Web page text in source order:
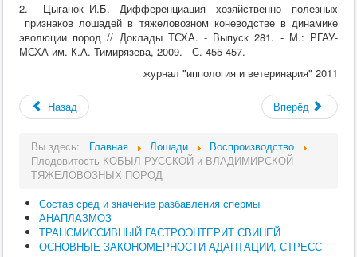
2. Цыганок И.Б. Дифференциация хозяйственно полезных
признаков лошадей в тяжеловозном коневодстве в динамике
эволюции пород // Доклады ТСХА. - Выпуск 281. - М.: РГАУ-
МСХА им. К.А. Тимирязева, 2009. - С. 455-457.
журнал "иппология и ветеринария" 2011
Назад Вперёд
Вы здесь: Главная Лошади
Воспроизводство
Плодовитость КОБЫЛ РУССКОЙ и ВЛАДИМИРСКОЙ
ТЯЖЕЛОВОЗНЫХ ПОРОД
Состав сред и значение разбавления спермы
АНАПЛАЗМОЗ
ТРАНСМИССИВНЫЙ ГАСТРОЭНТЕРИТ СВИНЕЙ
ОСНОВНЫЕ ЗАКОНОМЕРНОСТИ АДАПТАЦИИ, СТРЕСС